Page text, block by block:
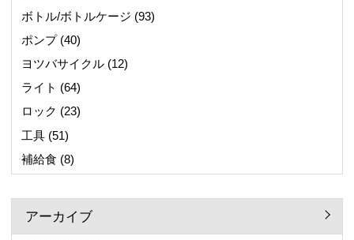
ボトル/ボトルケージ (93)
ポンプ(40)
ヨツバサイクル(12)
ライト (64)
ロック (23)
工具(51)
補給食 (8)
アーカイブ